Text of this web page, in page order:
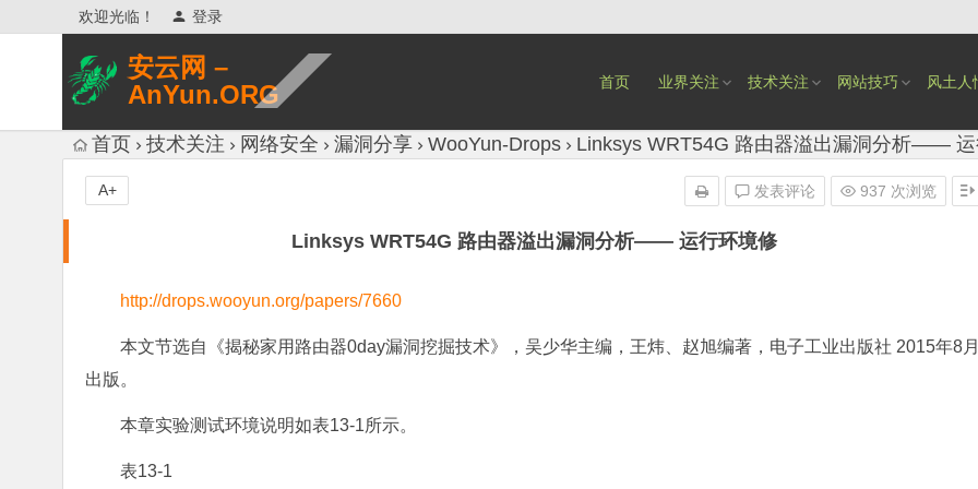
欢迎光临！ 登录
安云网 –
AnYun.ORG
网络安全研究、网络各种猎奇八卦。
首页 业界关注 技术关注 网站技巧 风土人
首页 技术关注 网络安全 漏洞分享 WooYun-Drops Linksys WRT54G 路由器溢出漏洞分析——
Linksys WRT54G 路由器溢出漏洞分析—— 运行环境修
发表评论 937 次浏览
A+
http://drops.wooyun.org/papers/7660
本文节选自《揭秘家用路由器0day漏洞挖掘技术》，吴少华主编，王炜、赵旭编著，电子工业出版社 2015年8
出版。
本章实验测试环境说明如表13-1所示。
表13-1